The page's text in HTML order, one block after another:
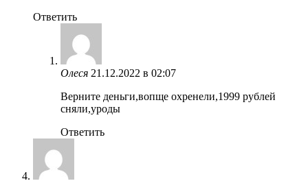
Ответить
Олеся 21.12.2022 в 02:07
Верните деньги,вопще охренели,1999 рублей
сняли,уроды
Ответить